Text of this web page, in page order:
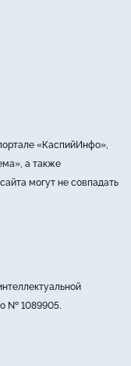
«КаспийИнфо»,
а также
могут не совпадать
№ 1089905.